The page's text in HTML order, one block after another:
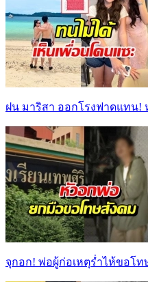
ฝน มาริสา ออกโรงฟาดแทน!
จุกอก! พ่อผู้ก่อเหตุร่ำไห้ขอโท